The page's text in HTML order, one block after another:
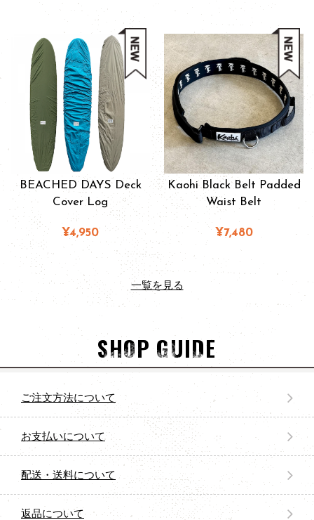
BEACHED DAYS Deck
Cover Log
¥4,950
Kaohi Black Belt Padded
Waist Belt
¥7,480
一覧を見る
SHOP GUIDE
ご注文方法について
お支払いについて
配送・送料について
返品について